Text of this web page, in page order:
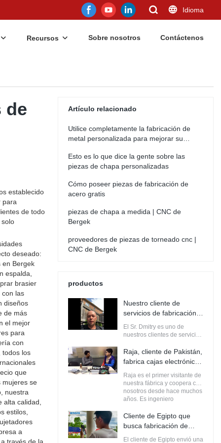
Idioma
Recursos Sobre nosotros Contáctenos
de
establecido
para
de todo
deseado:
en Bergek
espalda,
brasier
con las
diseños
de más
el mejor
para
con
todos los
que
mujeres se
nuestra
calidad,
estilos,
a
Artículo relacionado
Utilice completamente la fabricación de
metal personalizada para mejorar su
Esto es lo que dice la gente sobre las
piezas de chapa personalizadas
Cómo poseer piezas de fabricación de
acero gratis
piezas de chapa a medida | CNC de
Bergek
proveedores de piezas de torneado cnc |
CNC de Bergek
productos
Nuestro cliente de
servicios de fabricación
de chapa y mecanizado
CNC de Canadá
El Sr. Dmitry es uno de
nuestros clientes de servicios
mecanizado CNC de
Canadá. Cooperamos desde
Raja, cliente de Pakistán,
fabrica cajas electrónicas
con BERGEK
Raja es el primer visitante de
nuestra fábrica y coopera con
nosotros desde hace muchos
años. Es ingeniero
empresa de Pakistán. Quiere
fabricar cajas electrónicas.
cajas personalizadas. cada
Cliente de Egipto que
busca fabricación de
chapa
El cliente de Egipto envió una